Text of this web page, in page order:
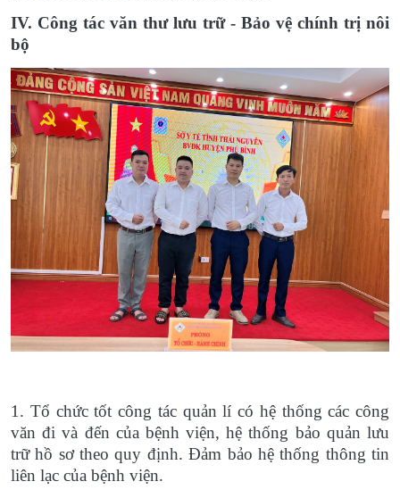
IV. Công tác văn thư lưu trữ - Bảo vệ chính trị nôi
bộ
1. Tổ chức tốt công tác quản lí có hệ thống các công
văn đi và đến của bệnh viện, hệ thống bảo quản lưu
trữ hồ sơ theo quy định. Đảm bảo hệ thống thông tin
liên lạc của bệnh viện.